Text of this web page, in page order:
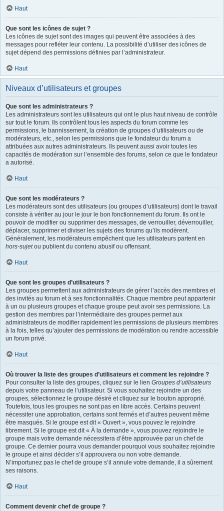
Haut
Que sont les icônes de sujet ?
Les icônes de sujet sont des images qui peuvent être associées à des
messages pour refléter leur contenu. La possibilité d’utiliser des icônes de
sujet dépend des permissions définies par l’administrateur.
Haut
Niveaux d’utilisateurs et groupes
Que sont les administrateurs ?
Les administrateurs sont les utilisateurs qui ont le plus haut niveau de contrôle
sur tout le forum. Ils contrôlent tous les aspects du forum comme les
permissions, le bannissement, la création de groupes d’utilisateurs ou de
modérateurs, etc., selon les permissions que le fondateur du forum a
attribuées aux autres administrateurs. Ils peuvent aussi avoir toutes les
capacités de modération sur l’ensemble des forums, selon ce que le fondateur
a autorisé.
Haut
Que sont les modérateurs ?
Les modérateurs sont des utilisateurs (ou groupes d’utilisateurs) dont le travail
consiste à vérifier au jour le jour le bon fonctionnement du forum. Ils ont le
pouvoir de modifier ou supprimer des messages, de verrouiller, déverrouiller,
déplacer, supprimer et diviser les sujets des forums qu’ils modèrent.
Généralement, les modérateurs empêchent que les utilisateurs partent en
hors-sujetou publient du contenu abusif ou offensant.
Haut
Que sont les groupes d’utilisateurs ?
Les groupes permettent aux administrateurs de gérer l’accès des membres et
des invités au forum et à ses fonctionnalités. Chaque membre peut appartenir
à un ou plusieurs groupes et chaque groupe peut avoir ses permissions. La
gestion des membres par l’intermédiaire des groupes permet aux
administrateurs de modifier rapidement les permissions de plusieurs membres
à la fois, telles qu’ajouter des permissions de modération ou rendre accessible
un forum privé.
Haut
Où trouver la liste des groupes d’utilisateurs et comment les rejoindre ?
Pour consulter la liste des groupes, cliquez sur le lien Groupes d’utilisateurs
depuis votre panneau de l’utilisateur. Si vous souhaitez rejoindre un des
groupes, sélectionnez le groupe désiré et cliquez sur le bouton approprié.
Toutefois, tous les groupes ne sont pas en libre accès. Certains peuvent
nécessiter une approbation, certains sont fermés et d’autres peuvent même
être masqués. Si le groupe est dit « Ouvert », vous pouvez le rejoindre
librement. Si le groupe est dit « À la demande », vous pouvez rejoindre le
groupe mais votre demande nécessitera d’être approuvée par un chef de
groupe. Ce dernier pourra vous demander pourquoi vous souhaitez rejoindre
le groupe et ainsi décider s’il approuvera ou non votre demande.
N’importunez pas le chef de groupe s’il annule votre demande, il a sûrement
ses raisons.
Haut
Comment devenir chef de groupe ?